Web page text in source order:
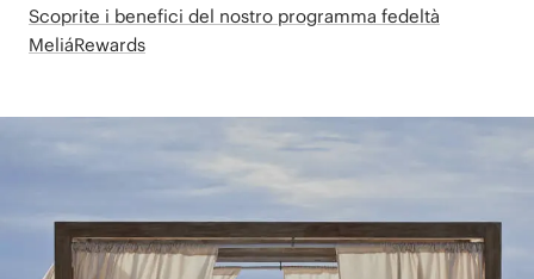
Scoprite i benefici del nostro programma fedeltà
MeliáRewards